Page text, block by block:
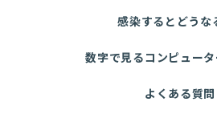
感染するとどうな
数字で見るコンピュー
よくある質問